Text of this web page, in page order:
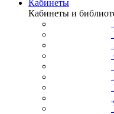
Кабинеты
Кабинеты и